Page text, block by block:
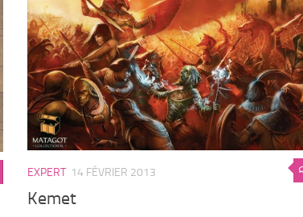
EXPERT 14 FÉVRIER 2013
Kemet